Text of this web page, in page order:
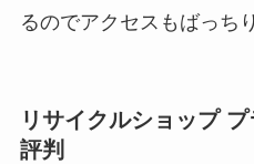
るのでアクセスもばっち
リサイクルショップ
評判